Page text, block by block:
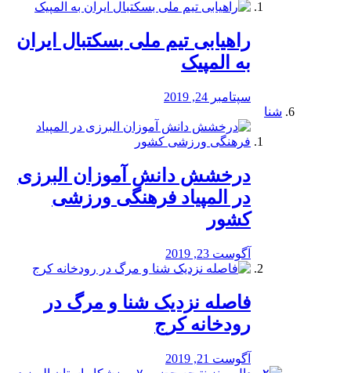
راهیابی تیم ملی بسکتبال ایران
به المپیک
سپتامبر 24, 2019
شنا
درخشش دانش آموزان البرزی
در المپیاد فرهنگی ورزشی
کشور
آگوست 23, 2019
️فاصله نزدیک شنا و مرگ در
رودخانه کرج
آگوست 21, 2019